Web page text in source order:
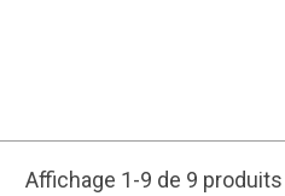
Affichage 1-9 de 9 produits